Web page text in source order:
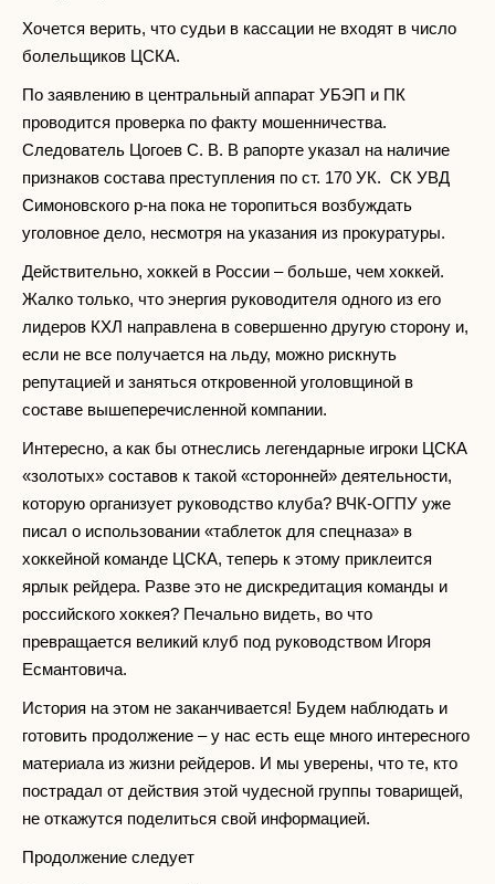
Хочется верить, что судьи в кассации не входят в число
болельщиков ЦСКА.
По заявлению в центральный аппарат УБЭП и ПК
проводится проверка по факту мошенничества.
Следователь Цогоев С. В. В рапорте указал на наличие
признаков состава преступления по ст. 170 УК. СК УВД
Симоновского р-на пока не торопиться возбуждать
уголовное дело, несмотря на указания из прокуратуры.
Действительно, хоккей в России – больше, чем хоккей.
Жалко только, что энергия руководителя одного из его
лидеров КХЛ направлена в совершенно другую сторону и,
если не все получается на льду, можно рискнуть
репутацией и заняться откровенной уголовщиной в
составе вышеперечисленной компании.
Интересно, а как бы отнеслись легендарные игроки ЦСКА
«золотых» составов к такой «сторонней» деятельности,
которую организует руководство клуба? ВЧК-ОГПУ уже
писал о использовании «таблеток для спецназа» в
хоккейной команде ЦСКА, теперь к этому приклеится
ярлык рейдера. Разве это не дискредитация команды и
российского хоккея? Печально видеть, во что
превращается великий клуб под руководством Игоря
Есмантовича.
История на этом не заканчивается! Будем наблюдать и
готовить продолжение – у нас есть еще много интересного
материала из жизни рейдеров. И мы уверены, что те, кто
пострадал от действия этой чудесной группы товарищей,
не откажутся поделиться свой информацией.
Продолжение следует